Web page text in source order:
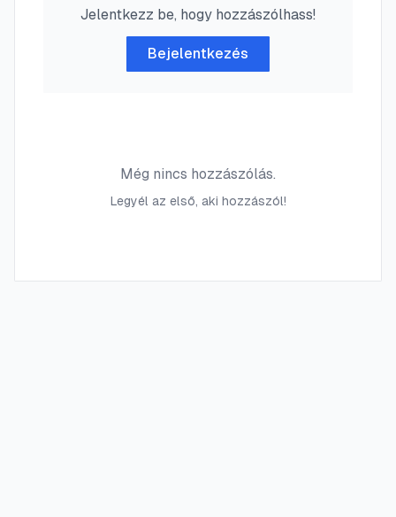
Jelentkezz be, hogy hozzászólhass!
Bejelentkezés
Még nincs hozzászólás.
Legyél az első, aki hozzászól!